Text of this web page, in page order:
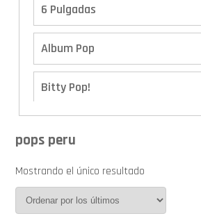
6 Pulgadas
Album Pop
Bitty Pop!
Calendario de Adviento
Cover Pop!
pops peru
Mostrando el único resultado